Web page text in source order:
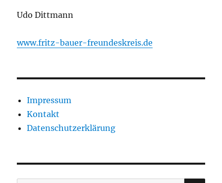
Udo Dittmann
www.fritz-bauer-freundeskreis.de
Impressum
Kontakt
Datenschutzerklärung